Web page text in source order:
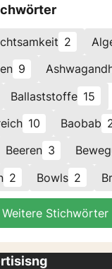
2
9
Ballaststoffe 15
10 Baobab
Beeren 3
2 Bowls 2
Weitere Stichwörter